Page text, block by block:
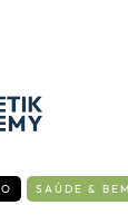
SAÚDE &